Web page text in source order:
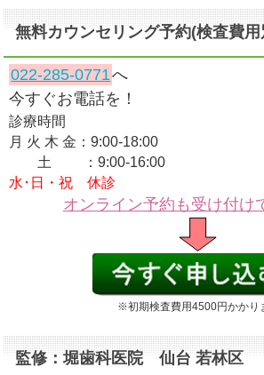
無料カウンセリング予約(検査費用
022-285-0771へ
今すぐお電話を！
診療時間
月 火 木 金：9:00-18:00
土 ：9:00-16:00
水･日・祝 休診
オンライン予約も受け付け
※初期検査費用4500円かかり
監修：堀歯科医院 仙台 若林区